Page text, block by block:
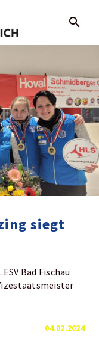
search
siegt
Bad Fischau
04.02.2024